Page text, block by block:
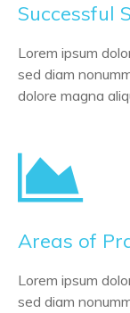
Successful
Lorem ipsum
sed diam
dolore magna
Areas of
Lorem ipsum
sed diam